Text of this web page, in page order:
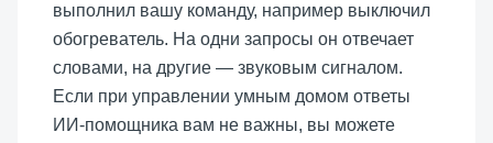
выполнил вашу команду, например выключил
обогреватель. На одни запросы он отвечает
словами, на другие — звуковым сигналом.
Если при управлении умным домом ответы
ИИ-помощника вам не важны, вы можете